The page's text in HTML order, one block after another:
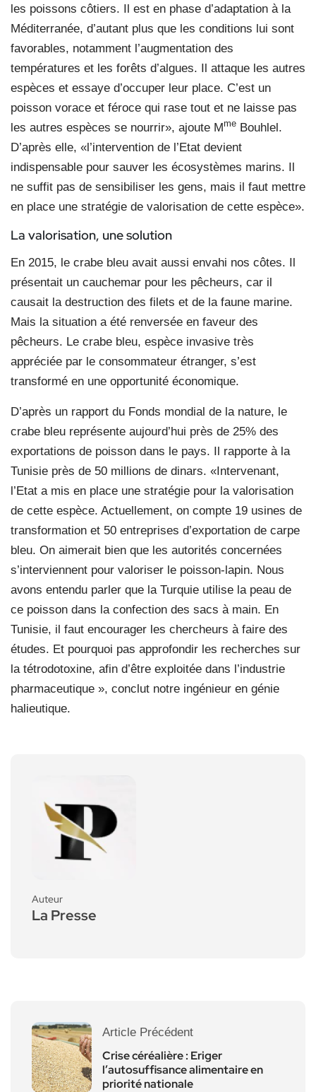
les poissons côtiers. Il est en phase d’adaptation à la
Méditerranée, d’autant plus que les conditions lui sont
favorables, notamment l’augmentation des
températures et les forêts d’algues. Il attaque les autres
espèces et essaye d’occuper leur place. C’est un
poisson vorace et féroce qui rase tout et ne laisse pas
les autres espèces se nourrir», ajoute Mme Bouhlel.
D’après elle, «l’intervention de l’Etat devient
indispensable pour sauver les écosystèmes marins. Il
ne suffit pas de sensibiliser les gens, mais il faut mettre
en place une stratégie de valorisation de cette espèce».
La valorisation, une solution
En 2015, le crabe bleu avait aussi envahi nos côtes. Il
présentait un cauchemar pour les pêcheurs, car il
causait la destruction des filets et de la faune marine.
Mais la situation a été renversée en faveur des
pêcheurs. Le crabe bleu, espèce invasive très
appréciée par le consommateur étranger, s’est
transformé en une opportunité économique.
D’après un rapport du Fonds mondial de la nature, le
crabe bleu représente aujourd’hui près de 25% des
exportations de poisson dans le pays. Il rapporte à la
Tunisie près de 50 millions de dinars. «Intervenant,
l’Etat a mis en place une stratégie pour la valorisation
de cette espèce. Actuellement, on compte 19 usines de
transformation et 50 entreprises d’exportation de carpe
bleu. On aimerait bien que les autorités concernées
s’interviennent pour valoriser le poisson-lapin. Nous
avons entendu parler que la Turquie utilise la peau de
ce poisson dans la confection des sacs à main. En
Tunisie, il faut encourager les chercheurs à faire des
études. Et pourquoi pas approfondir les recherches sur
la tétrodotoxine, afin d’être exploitée dans l’industrie
pharmaceutique », conclut notre ingénieur en génie
halieutique.
Auteur
La Presse
Article Précédent
Crise céréalière : Eriger
l’autosuffisance alimentaire en
priorité nationale